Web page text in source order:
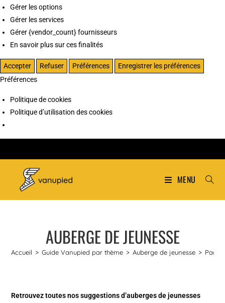
Gérer les options
Gérer les services
Gérer {vendor_count} fournisseurs
En savoir plus sur ces finalités
Accepter Refuser Préférences
Enregistrer les préférences
Préférences
Politique de cookies
Politique d’utilisation des cookies
MENU
AUBERGE DE JEUNESSE
Accueil > Guide Vanupied par thème > Auberge de jeunesse > Page
Retrouvez toutes nos suggestions d’auberges de jeunesses